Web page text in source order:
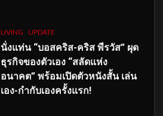
LIVING UPDATE
นั่งแท่น “บอสคริส-คริส พีรวัส” ผุด
ธุรกิจของตัวเอง “สลัดแห่ง
อนาคต” พร้อมเปิดตัวหนังสั้น เล่น
เอง-กำกับเองครั้งแรก!